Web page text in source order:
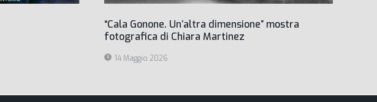
“Cala Gonone. Un’altra dimensione” mostra
fotografica di Chiara Martinez
14 Maggio 2026